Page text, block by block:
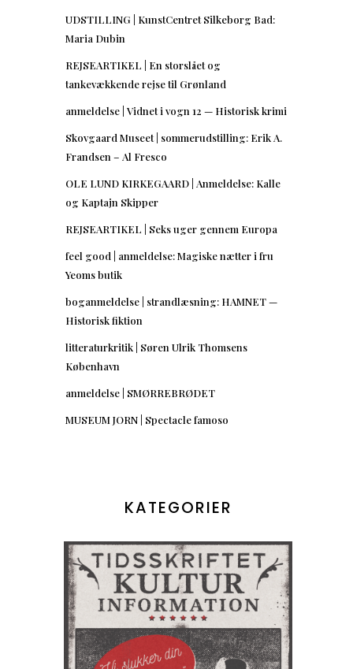
UDSTILLING | KunstCentret Silkeborg Bad:
Maria Dubin
REJSEARTIKEL | En storslået og
tankevækkende rejse til Grønland
anmeldelse | Vidnet i vogn 12 — Historisk krimi
Skovgaard Museet | sommerudstilling: Erik A.
Frandsen – Al Fresco
OLE LUND KIRKEGAARD | Anmeldelse: Kalle
og Kaptajn Skipper
REJSEARTIKEL | Seks uger gennem Europa
feel good | anmeldelse: Magiske nætter i fru
Yeoms butik
boganmeldelse | strandlæsning: HAMNET —
Historisk fiktion
litteraturkritik | Søren Ulrik Thomsens
København
anmeldelse | SMØRREBRØDET
MUSEUM JORN | Spectacle famoso
KATEGORIER